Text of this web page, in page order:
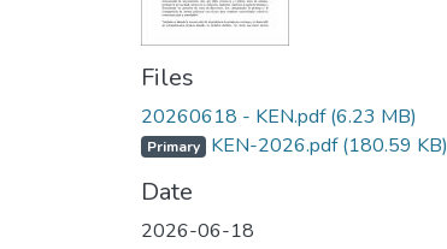
Files
20260618 - KEN.pdf(6.23 MB)
Primary KEN-2026.pdf(180.59 KB)
Date
2026-06-18